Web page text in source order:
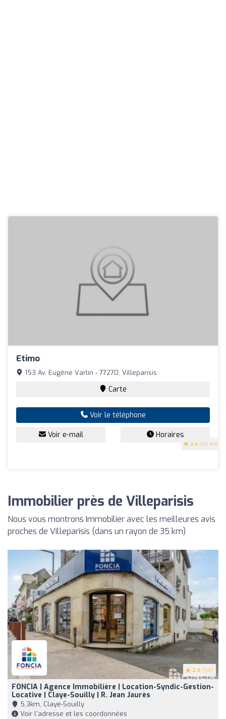
Etimo
3.3 (95 avis)
153 Av. Eugène Varlin - 77270, Villeparisis
Carte
Voir le téléphone
Voir e-mail Horaires
Immobilier près de Villeparisis
Nous vous montrons Immobilier avec les meilleures avis
proches de Villeparisis (dans un rayon de 35 km)
2.6 (56)
FONCIA | Agence Immobilière | Location-Syndic-Gestion-
Locative | Claye-Souilly | R. Jean Jaurès
5,3km, Claye-Souilly
Voir l'adresse et les coordonnées